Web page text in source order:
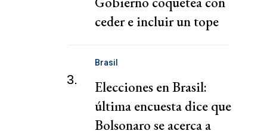
ceder e incluir un tope
3.
Brasil
Elecciones en Brasil:
última encuesta dice que
Bolsonaro se acerca a